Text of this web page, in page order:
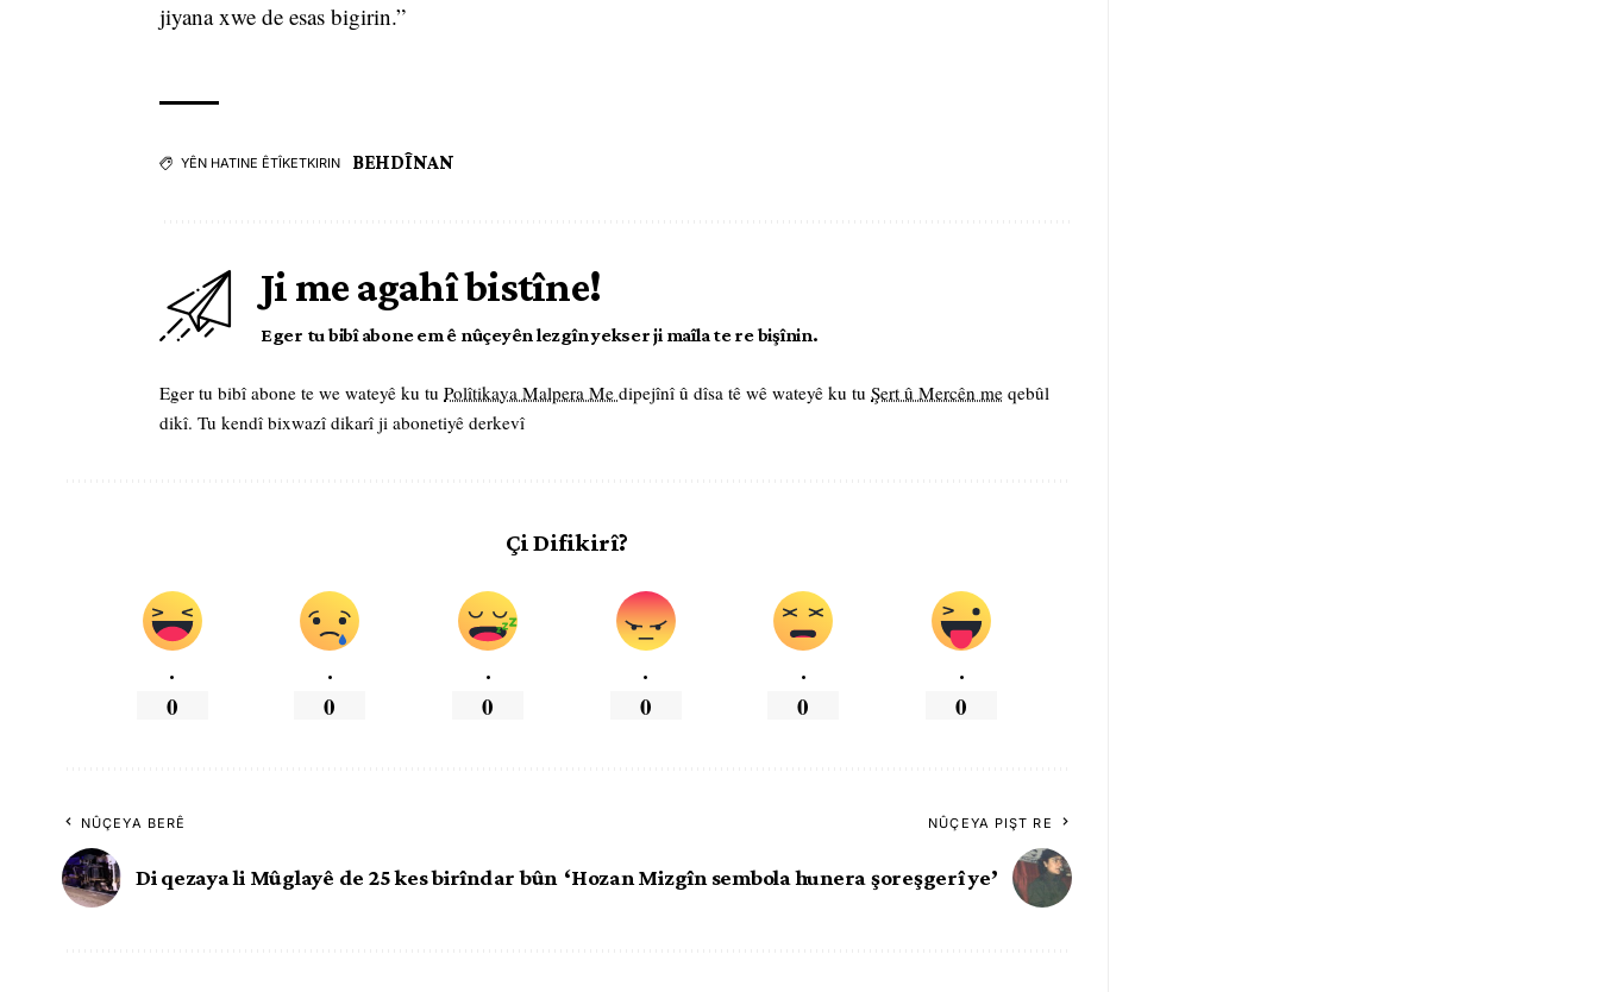
jiyana xwe de esas bigirin.”
YÊN HATINE ÊTÎKETKIRIN BEHDÎNAN
Ji me agahî bistîne!
Eger tu bibî abone em ê nûçeyên lezgîn yekser ji maîla te re bişînin.
Eger tu bibî abone te we wateyê ku tu Polîtikaya Malpera Me dipejînî û dîsa tê wê wateyê ku tu Şert û Mercên me qebûl
dikî. Tu kendî bixwazî dikarî ji abonetiyê derkevî
Çi Difikirî?
.
0
.
0
.
0
.
0
.
0
.
0
NÛÇEYA BERÊ
Di qezaya li Mûglayê de 25 kes birîndar bûn
NÛÇEYA PIŞT RE
‘Hozan Mizgîn sembola hunera şoreşgerî ye’